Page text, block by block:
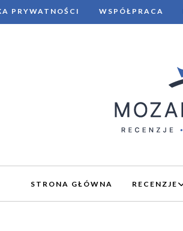
PRYWATNOŚCI WSPÓŁPRACA
STRONA GŁÓWNA RECENZJE